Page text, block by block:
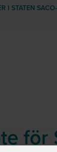
I STATEN
för